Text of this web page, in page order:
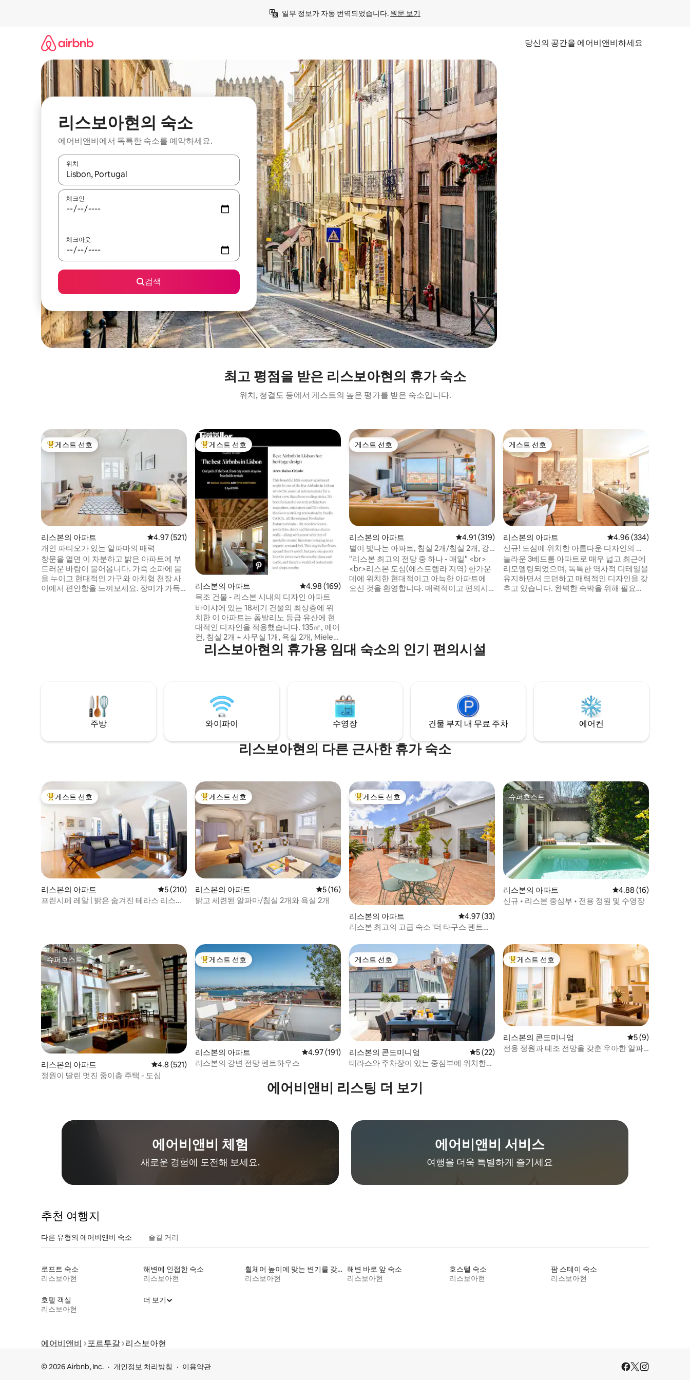
일부 정보가 자동 번역되었습니다. 원문 보기
당신의 공간을 에어비앤비하세요
리스보아현의 숙소
에어비앤비에서 독특한 숙소를 예약하세요.
위치
결과가 나오면 위·아래 화살표 키를 사용하거나 터치 또는 스와이프 동작으로 탐색하세요.
체크인
체크아웃
검색
최고 평점을 받은 리스보아현의 휴가 숙소
위치, 청결도 등에서 게스트의 높은 평가를 받은 숙소입니다.
상위 게스트 선호
게스트 선호
리스본의 아파트 평점 4.97점(5점 만점), 후기 521개
4.97 (521)
개인 파티오가 있는 알파마의 매력
창문을 열면 이 차분하고 밝은 아파트에 부
드러운 바람이 불어옵니다. 가죽 소파에 몸
을 누이고 현대적인 가구와 아치형 천장 사
이에서 편안함을 느껴보세요. 장미가 가득
운 60평방미터 아파트입니다. 아파트는
2017년 6월에 완전히 보수되었습니다(완전
새것). 현대적이고 편안하며 아늑하며 리스
본의 신화적인 빛을 즐길 수 있습니다! 한 커
플에게 이상적인 공간입니다. 32인치 스마
트 TV가 구비된 넓은 거실과 160cm 너비의
에는 네스프레소 머신, 토스터, 전기 주전자,
전자레인지, 식기 세척기, 세탁기 등이 잘 갖
춰져 있습니다. 올리브유, 식초, 소금, 설탕
과 같은 기본 조리도구도 준비되어 있습니
다. 다리미와 다리미판도 마련되어 있습니
다. 욕실에는 헤어드라이어(좋은 제품), 화
장지, 샤워젤이 있습니다. 멋진 아침 식사로
하루를 시작하거나 와인 한 잔을 즐기거나
휴식을 취할 수 있는 매력적인 작은 전용 파
티오. 이 아파트는 저와 제 남편 리키가 완전
히 꾸며졌으며 저희가 직접 관리합니다. 숙
소 전체를 사용하는 2명의 게스트 가격에는
전용 파티오가 포함되며 주방, 거실 등 숙소
파트는 역사가 가득한 지역에 있으며 전통
적인 리스본의 중심지를 진정으로 대표합니
다. 좁은 거리를 거닐며 작은 카페, 레스토
랑, 파두 하우스, 트렌디한 상점을 발견하여
활기찬 동네를 만나보세요. 28번 트램 정류
장은 불과 4분 거리에 있으며, 산타 아폴로
니아(지하철 및 기차역)와 테레이루 두 파소
(지하철역)는 숙소에서 도보로 7분 거리에
있습니다. 거리는 교통 제한 구역에 있습니
다. 택시와 주민만 입장할 수 있습니다. 차로
오시는 경우 건물에서 100m 이내의 라르고
테레이루 두 트리구에 주차하시면 됩니다.
공항과 아파트 사이의 교통편은 추가 서비
스입니다. 관심이 있으시면 알려주세요. 요
일과 13일에 주로 축하됩니다. 리스본의 역
사적인 동네 전역에서 다채로운 장식, 음식
가판대, 라이브 무대에서 음악을 감상하실
수 있습니다. 알파마 한가운데에 위치해 있
어 6월 중에 특히 12일에는 아파트를 둘러싼
거리에서 더 많은 애니메이션이 예상되며
이 날 동안 이 지역은 훨씬 더 붐비고 시끄러
상위 게스트 선호
게스트 선호
리스본의 아파트 평점 4.98점(5점 만점), 후기 169개
4.98 (169)
목조 건물 - 리스본 시내의 디자인 아파트
바이샤에 있는 18세기 건물의 최상층에 위
치한 이 아파트는 폼발리노 등급 유산에 현
대적인 디자인을 적용했습니다. 135㎡, 에어
컨, 침실 2개 + 사무실 1개, 욕실 2개, Miele가
구비된 주방, 넓은 사교 공간이 있어 개방된
공간의 느낌을 경험할 수 있으며, 높은 나무
이 돋보이는 최고의 에어비앤비"(콘데 나스
트 트레블러)와 "역사적인 오리지널 디테일"
(보그)에 소개된 숙소에 도착합니다.
게스트 선호
게스트 선호
리스본의 아파트 평점 4.91점(5점 만점), 후기 319개
4.91 (319)
별이 빛나는 아파트, 침실 2개/침실 2개, 강
과 마을 전망
"리스본 최고의 전망 중 하나 - 매일" <br>
<br>리스본 도심(에스트렐라 지역) 한가운
데에 위치한 현대적이고 아늑한 아파트에
오신 것을 환영합니다. 매력적이고 편의시
으로 빛의 특별한 감동을 선사합니다. < br >
즐기기만 하면 됩니다! < br > < br > < br > <
게스트 선호
게스트 선호
리스본의 아파트 평점 4.96점(5점 만점),
4.96 (334)
신규! 도심에 위치한 아름다운 디자인의 아
파트_침실 3개_욕실 2개_에어컨
놀라운 3베드룸 아파트로 매우 넓고 최근에
리모델링되었으며, 독특한 역사적 디테일을
유지하면서 모던하고 매력적인 디자인을 갖
추고 있습니다. 완벽한 숙박을 위해 필요한
리스보아현의 휴가용 임대 숙소의 인기 편의시설
주방 와이파이 수영장 건물 부지 내 무료 주차 에어컨
리스보아현의 다른 근사한 휴가 숙소
상위 게스트 선호
게스트 선호
리스본의 아파트 평점 5점(5점 만점), 후기 210개
5 (210)
프린시페 레알 | 밝은 숨겨진 테라스 리스본
상위 게스트 선호
게스트 선호
리스본의 아파트 평점 5점(5점 만점), 후기 16개
5 (16)
밝고 세련된 알파마/침실 2개와 욕실 2개
상위 게스트 선호
게스트 선호
리스본의 아파트 평점 4.97점(5점 만점), 후기 33개
4.97 (33)
리스본 최고의 고급 숙소 '더 타구스 펜트하
슈퍼호스트
슈퍼호스트
리스본의 아파트 평점 4.88점(5점 만점
4.88 (16)
신규 • 리스본 중심부 • 전용 정원 및 수영장
슈퍼호스트
슈퍼호스트
리스본의 아파트 평점 4.8점(5점 만점), 후기 521개
4.8 (521)
정원이 딸린 멋진 중이층 주택 - 도심
상위 게스트 선호
게스트 선호
리스본의 아파트 평점 4.97점(5점 만점), 후기 191개
4.97 (191)
리스본의 강변 전망 펜트하우스
게스트 선호
게스트 선호
리스본의 콘도미니엄 평점 5점(5점 만점), 후기 22개
5 (22)
테라스와 주차장이 있는 중심부에 위치한
상위 게스트 선호
게스트 선호
리스본의 콘도미니엄 평점 5점(5점 만점
5 (9)
전용 정원과 테조 전망을 갖춘 우아한 알파
에어비앤비 리스팅 더 보기
에어비앤비 체험
새로운 경험에 도전해 보세요.
에어비앤비 서비스
여행을 더욱 특별하게 즐기세요
추천 여행지
다른 유형의 에어비앤비 숙소 즐길 거리
로프트 숙소
리스보아현
해변에 인접한 숙소
리스보아현
휠체어 높이에 맞는 변기를 갖춘 숙소
리스보아현
해변 바로 앞 숙소
리스보아현
호스텔 숙소
리스보아현
팜 스테이 숙소
리스보아현
호텔 객실
리스보아현
더 보기
에어비앤비 포르투갈 리스보아현
© 2026 Airbnb, Inc. 개인정보 처리방침 이용약관